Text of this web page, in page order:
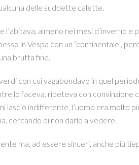
delle suddette calette.
l’abitava, almeno nei mesi d’inverno
in Vespa con un “continentale”,
brutta fine.
con cui vagabondavo in quel
lo faceva, ripeteva con convinzione
lasciò indifferente, l’uomo era molto
cercando di non darlo a vedere.
ma, ad essere sinceri, anche più